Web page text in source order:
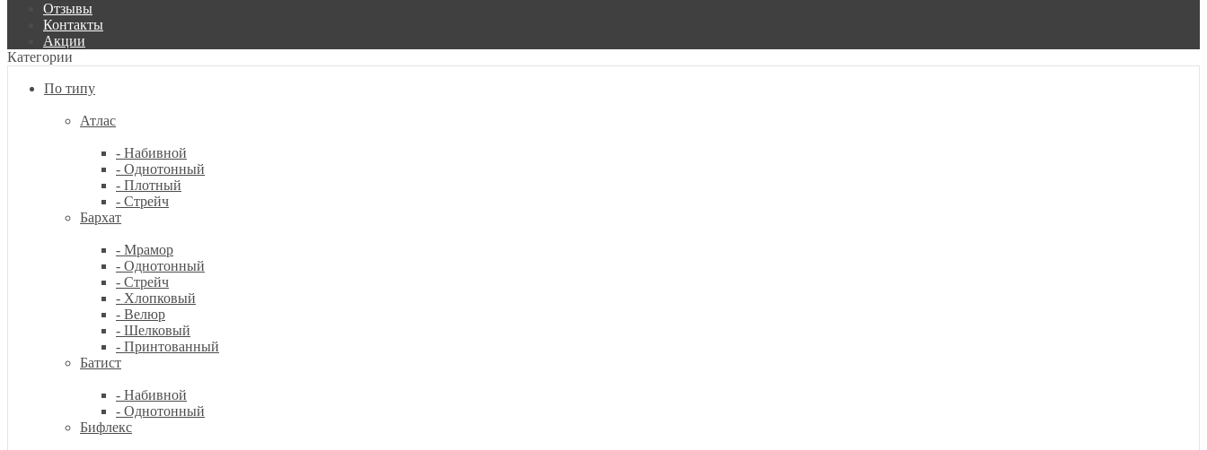
Отзывы
Контакты
Акции
Категории
По типу
Атлас
- Набивной
- Однотонный
- Плотный
- Стрейч
Бархат
- Мрамор
- Однотонный
- Стрейч
- Хлопковый
- Велюр
- Шелковый
- Принтованный
Батист
- Набивной
- Однотонный
Бифлекс